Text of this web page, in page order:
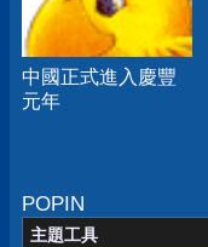
中國正式進入慶豐
元年
POPIN
主題工具